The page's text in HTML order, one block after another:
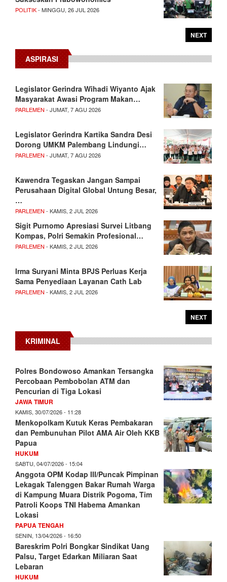
POLITIK- MINGGU, 26 JUL 2026
NEXT
ASPIRASI
Legislator Gerindra Wihadi Wiyanto Ajak
Masyarakat Awasi Program Makan…
PARLEMEN - JUMAT, 7 AGU 2026
Legislator Gerindra Kartika Sandra Desi
Dorong UMKM Palembang Lindungi…
PARLEMEN - JUMAT, 7 AGU 2026
Kawendra Tegaskan Jangan Sampai
Perusahaan Digital Global Untung Besar,
…
PARLEMEN - KAMIS, 2 JUL 2026
Sigit Purnomo Apresiasi Survei Litbang
Kompas, Polri Semakin Profesional…
PARLEMEN - KAMIS, 2 JUL 2026
Irma Suryani Minta BPJS Perluas Kerja
Sama Penyediaan Layanan Cath Lab
PARLEMEN - KAMIS, 2 JUL 2026
NEXT
KRIMINAL
Polres Bondowoso Amankan Tersangka
Percobaan Pembobolan ATM dan
Pencurian di Tiga Lokasi
JAWA TIMUR
KAMIS, 30/07/2026 - 11:28
Menkopolkam Kutuk Keras Pembakaran
dan Pembunuhan Pilot AMA Air Oleh KKB
Papua
HUKUM
SABTU, 04/07/2026 - 15:04
Anggota OPM Kodap III/Puncak Pimpinan
Lekagak Talenggen Bakar Rumah Warga
di Kampung Muara Distrik Pogoma, Tim
Patroli Koops TNI Habema Amankan
Lokasi
PAPUA TENGAH
SENIN, 13/04/2026 - 16:50
Bareskrim Polri Bongkar Sindikat Uang
Palsu, Target Edarkan Miliaran Saat
Lebaran
HUKUM